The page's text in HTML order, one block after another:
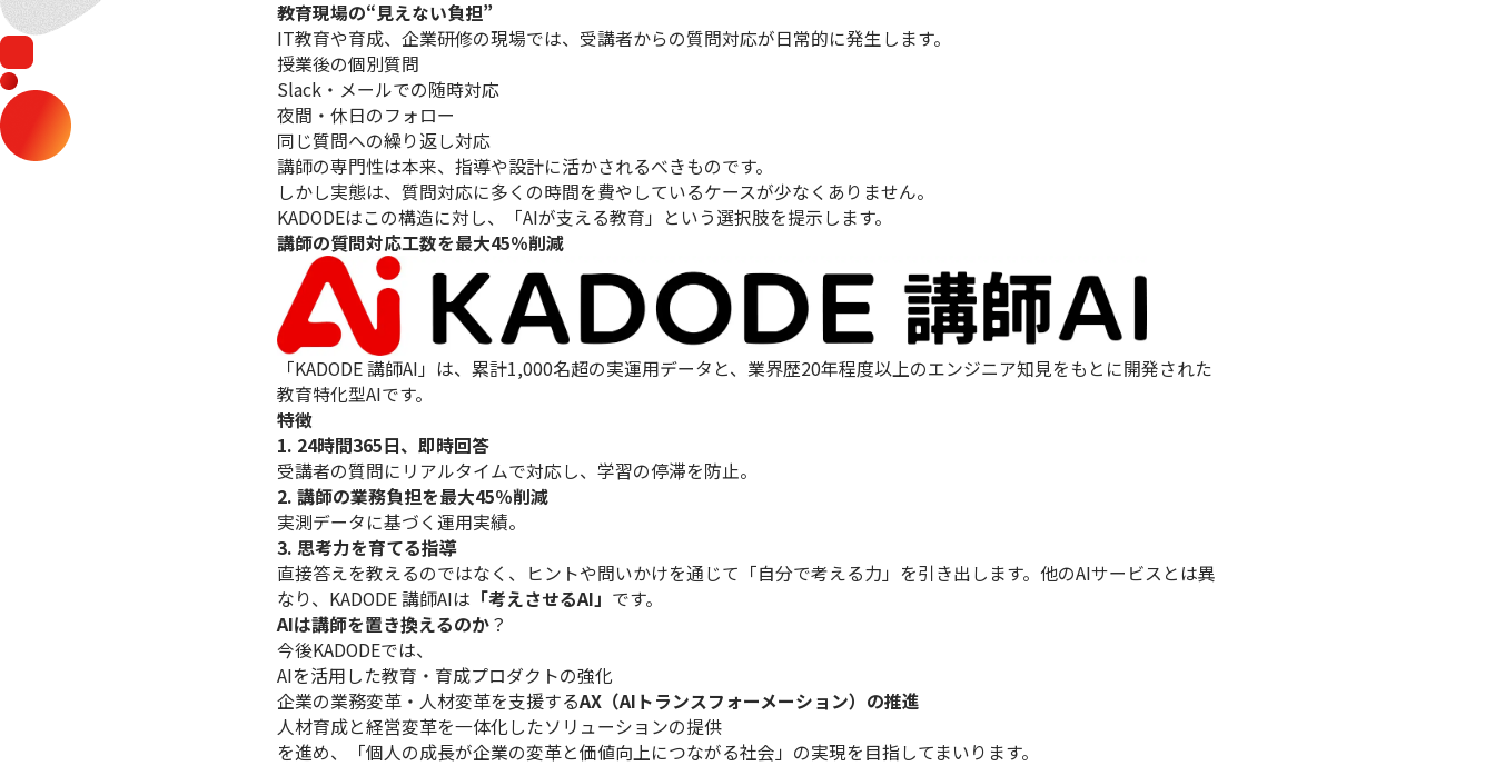
教育現場の“見えない負担”
IT教育や育成、企業研修の現場では、受講者からの質問対応が日常的に発生します。
授業後の個別質問
Slack・メールでの随時対応
夜間・休日のフォロー
同じ質問への繰り返し対応
講師の専門性は本来、指導や設計に活かされるべきものです。
しかし実態は、質問対応に多くの時間を費やしているケースが少なくありません。
KADODEはこの構造に対し、「AIが支える教育」という選択肢を提示します。
講師の質問対応工数を最大45％削減
「KADODE 講師AI」は、累計1,000名超の実運用データと、業界歴20年程度以上のエンジニア知見をもとに開発された
教育特化型AIです。
特徴
1. 24時間365日、即時回答
受講者の質問にリアルタイムで対応し、学習の停滞を防止。
2. 講師の業務負担を最大45％削減
実測データに基づく運用実績。
3. 思考力を育てる指導
直接答えを教えるのではなく、ヒントや問いかけを通じて「自分で考える力」を引き出します。他のAIサービスとは異
なり、KADODE 講師AIは 「考えさせるAI」 です。
AIは講師を置き換えるのか？
今後KADODEでは、
AIを活用した教育・育成プロダクトの強化
企業の業務変革・人材変革を支援するAX（AIトランスフォーメーション）の推進
人材育成と経営変革を一体化したソリューションの提供
を進め、「個人の成長が企業の変革と価値向上につながる社会」の実現を目指してまいります。